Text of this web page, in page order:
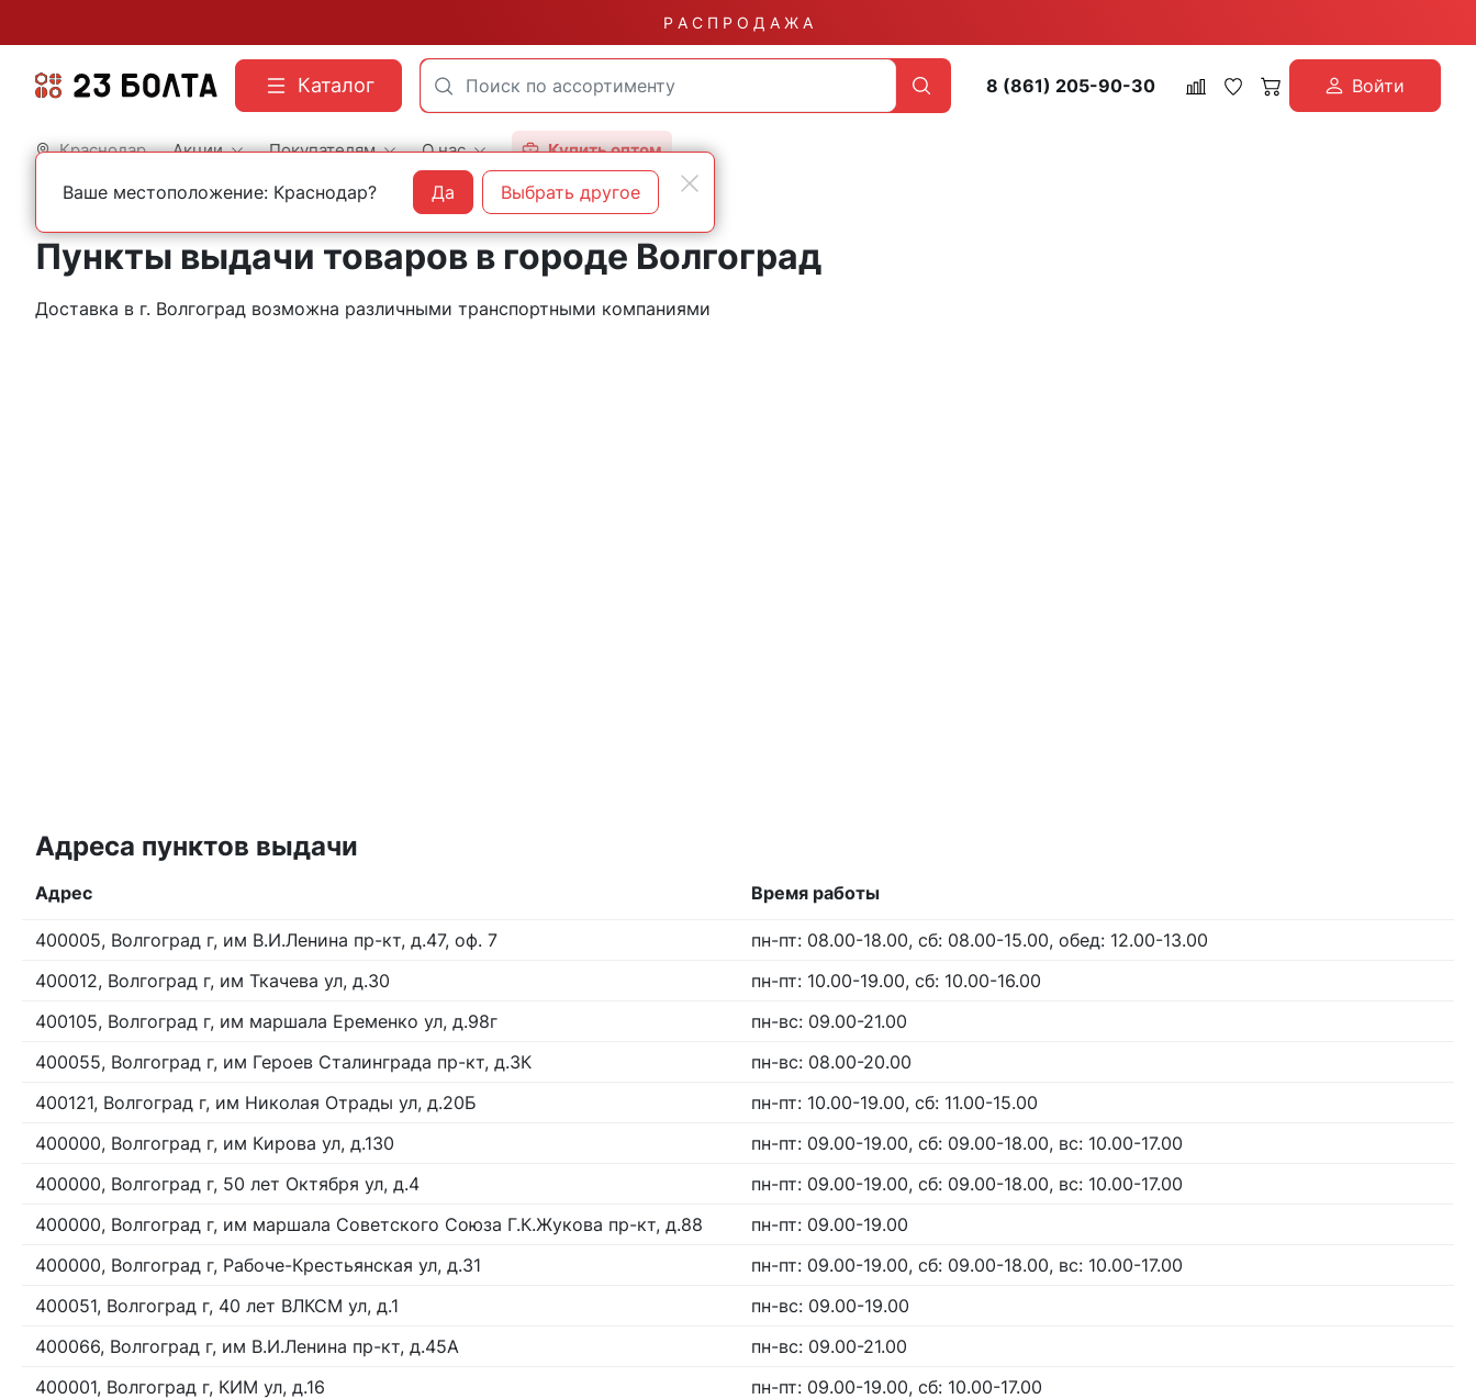
Р А С П Р О Д А Ж А
Каталог 8 (861) 205-90-30 Войти
Краснодар Акции Покупателям О нас Купить оптом
Главная Контакты Волгоград
Пункты выдачи товаров в городе Волгоград
Доставка в г. Волгоград возможна различными транспортными компаниями
Адреса пунктов выдачи
Адрес Время работы
400005, Волгоград г, им В.И.Ленина пр-кт, д.47, оф. 7
пн-пт: 08.00-18.00, сб: 08.00-15.00, обед: 12.00-13.00
400012, Волгоград г, им Ткачева ул, д.30
пн-пт: 10.00-19.00, сб: 10.00-16.00
400105, Волгоград г, им маршала Еременко ул, д.98г
пн-вс: 09.00-21.00
400055, Волгоград г, им Героев Сталинграда пр-кт, д.3К
пн-вс: 08.00-20.00
400121, Волгоград г, им Николая Отрады ул, д.20Б
пн-пт: 10.00-19.00, сб: 11.00-15.00
400000, Волгоград г, им Кирова ул, д.130
пн-пт: 09.00-19.00, сб: 09.00-18.00, вс: 10.00-17.00
400000, Волгоград г, 50 лет Октября ул, д.4
пн-пт: 09.00-19.00, сб: 09.00-18.00, вс: 10.00-17.00
400000, Волгоград г, им маршала Советского Союза Г.К.Жукова пр-кт, д.88
пн-пт: 09.00-19.00
400000, Волгоград г, Рабоче-Крестьянская ул, д.31
пн-пт: 09.00-19.00, сб: 09.00-18.00, вс: 10.00-17.00
400051, Волгоград г, 40 лет ВЛКСМ ул, д.1
пн-вс: 09.00-19.00
400066, Волгоград г, им В.И.Ленина пр-кт, д.45А
пн-вс: 09.00-21.00
400001, Волгоград г, КИМ ул, д.16
пн-пт: 09.00-19.00, сб: 10.00-17.00
Ваше местоположение: Краснодар? Да Выбрать другое